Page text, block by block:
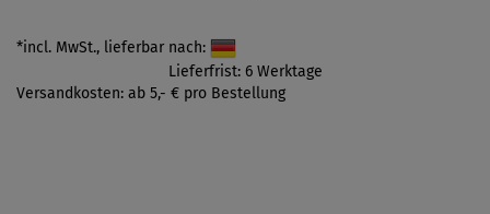
*incl. MwSt., lieferbar nach:
Lieferfrist: 6 Werktage
Versandkosten: ab 5,- € pro Bestellung